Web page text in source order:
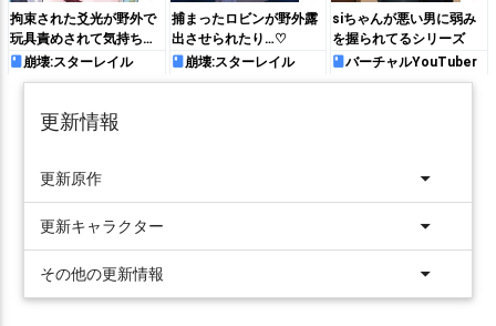
拘束された爻光が野外で
玩具責めされて気持ちよ
くなっちゃう♡
崩壊:スターレイル
捕まったロビンが野外露
出させられたり…♡
崩壊:スターレイル
siちゃんが悪い男に弱み
を握られてるシリーズ
バーチャルYouTuber
更新情報
更新原作 arrow_drop_down
更新キャラクター arrow_drop_down
その他の更新情報 arrow_drop_down